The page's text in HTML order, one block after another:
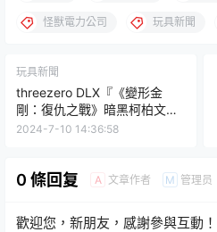
怪獸電力公司 玩具新聞
玩具新聞
threezero DLX『《變形金
剛：復仇之戰》暗黑柯柏文
（Nemesis Prime）』可動模
2024-7-10 14:36:58
0 條回复 A 文章作者 M 管理员
歡迎您，新朋友，感謝參與互動！